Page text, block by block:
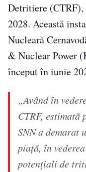
Detritiere
2028. Această
Nucleară
& Nuclear Power
început în iunie
„Având în
CTRF,
SNN a demarat
piaţă, în
potenţiali de